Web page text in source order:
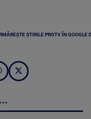
ȘTIRILE PROTV ÎN GOOGLE